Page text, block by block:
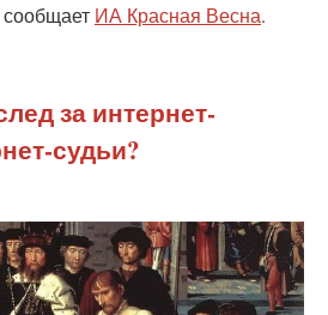
ИА Красная Весна.
за интернет-
судьи?